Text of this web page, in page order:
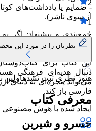
- ضمایم یا یادداشت‌های
از سوی ناشر).
جمع‌بندی و پیشنهاد: اگر
فارسی را پاس دارد و هم
خسرو و شیرین
این کتاب برای
دنبال هدیه‌ای فرهنگی
می‌تواند پنجره‌ای به دنیای
فارسی باز کند.
ایجاد شده با هوش مصنوعی
2
۰
1
۰
نظرتان را در مورد این
هنوز نظری ثبت نشدهاولین
معرفی کتاب
خسرو و شیرین